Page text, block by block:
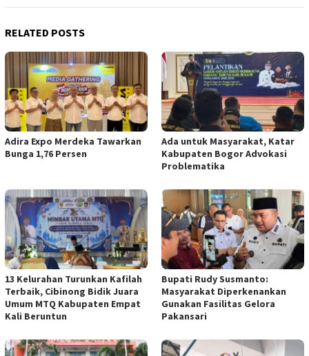
RELATED POSTS
Adira Expo Merdeka Tawarkan
Bunga 1,76 Persen
Ada untuk Masyarakat, Katar
Kabupaten Bogor Advokasi
Problematika
13 Kelurahan Turunkan Kafilah
Terbaik, Cibinong Bidik Juara
Umum MTQ Kabupaten Empat
Kali Beruntun
Bupati Rudy Susmanto:
Masyarakat Diperkenankan
Gunakan Fasilitas Gelora
Pakansari